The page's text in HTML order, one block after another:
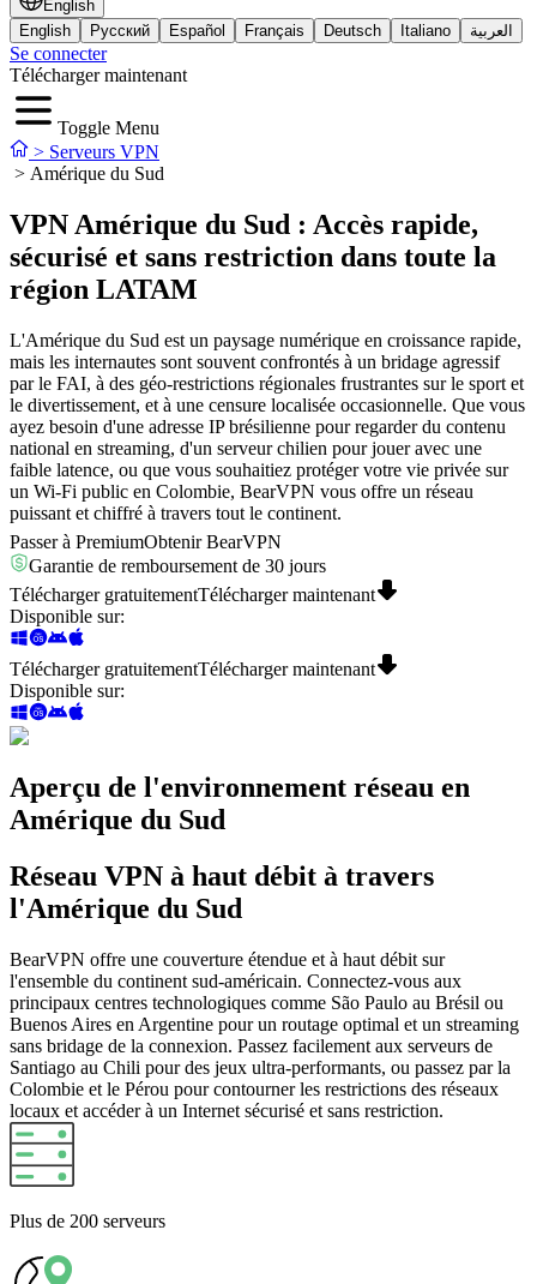
English
English
Русский Español Français Deutsch Italiano العربية
Se connecter
Télécharger maintenant
Toggle Menu
> Serveurs VPN
> Amérique du Sud
VPN Amérique du Sud : Accès rapide,
sécurisé et sans restriction dans toute la
région LATAM
L'Amérique du Sud est un paysage numérique en croissance rapide,
mais les internautes sont souvent confrontés à un bridage agressif
par le FAI, à des géo-restrictions régionales frustrantes sur le sport et
le divertissement, et à une censure localisée occasionnelle. Que vous
ayez besoin d'une adresse IP brésilienne pour regarder du contenu
national en streaming, d'un serveur chilien pour jouer avec une
faible latence, ou que vous souhaitiez protéger votre vie privée sur
un Wi-Fi public en Colombie, BearVPN vous offre un réseau
puissant et chiffré à travers tout le continent.
Passer à PremiumObtenir BearVPN
Garantie de remboursement de 30 jours
Télécharger gratuitementTélécharger maintenant
Disponible sur:
Télécharger gratuitementTélécharger maintenant
Disponible sur:
Aperçu de l'environnement réseau en
Amérique du Sud
Réseau VPN à haut débit à travers
l'Amérique du Sud
BearVPN offre une couverture étendue et à haut débit sur
l'ensemble du continent sud-américain. Connectez-vous aux
principaux centres technologiques comme São Paulo au Brésil ou
Buenos Aires en Argentine pour un routage optimal et un streaming
sans bridage de la connexion. Passez facilement aux serveurs de
Santiago au Chili pour des jeux ultra-performants, ou passez par la
Colombie et le Pérou pour contourner les restrictions des réseaux
locaux et accéder à un Internet sécurisé et sans restriction.
Plus de 200 serveurs